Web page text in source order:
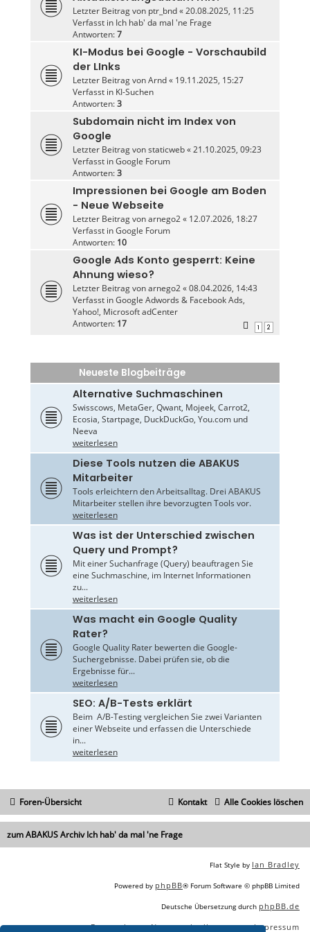
Letzter Beitrag von ptr_bnd«20.08.2025, 11:25
Verfasst in Ich hab' da mal 'ne Frage
Antworten:7
KI-Modus bei Google - Vorschaubild
der LInks
Letzter Beitrag vonArnd« 19.11.2025, 15:27
Verfasst in KI-Suchen
Antworten:3
Subdomain nicht im Index von
Google
Letzter Beitrag vonstaticweb«21.10.2025, 09:23
Verfasst inGoogle Forum
Antworten:3
Impressionen bei Google am Boden
- Neue Webseite
Letzter Beitrag vonarnego2« 12.07.2026, 18:27
Verfasst inGoogle Forum
Antworten: 10
Google Ads Konto gesperrt: Keine
Ahnung wieso?
Letzter Beitrag vonarnego2«08.04.2026, 14:43
Verfasst inGoogle Adwords & Facebook Ads,
Yahoo!, Microsoft adCenter
Antworten: 17 1 2
Neueste Blogbeiträge
Alternative Suchmaschinen
Swisscows, MetaGer, Qwant, Mojeek, Carrot2,
Ecosia, Startpage, DuckDuckGo, You.com und
Neeva
weiterlesen
Diese Tools nutzen die ABAKUS
Mitarbeiter
Tools erleichtern den Arbeitsalltag. Drei ABAKUS
Mitarbeiter stellen ihre bevorzugten Tools vor.
weiterlesen
Was ist der Unterschied zwischen
Query und Prompt?
Mit einer Suchanfrage (Query) beauftragen Sie
eine Suchmaschine, im Internet Informationen
zu...
weiterlesen
Was macht ein Google Quality
Rater?
Google Quality Rater bewerten die Google-
Suchergebnisse. Dabei prüfen sie, ob die
Ergebnisse für...
weiterlesen
SEO: A/B-Tests erklärt
Beim A/B-Testing vergleichen Sie zwei Varianten
einer Webseite und erfassen die Unterschiede
in...
weiterlesen
Foren-Übersicht Alle Cookies löschen
Kontakt
zum ABAKUS Archiv Ich hab' da mal 'ne Frage
Flat Style by Ian Bradley
Powered by phpBB® Forum Software © phpBB Limited
Deutsche Übersetzung durch phpBB.de
Datenschutz|Nutzungsbedingungen|Impressum